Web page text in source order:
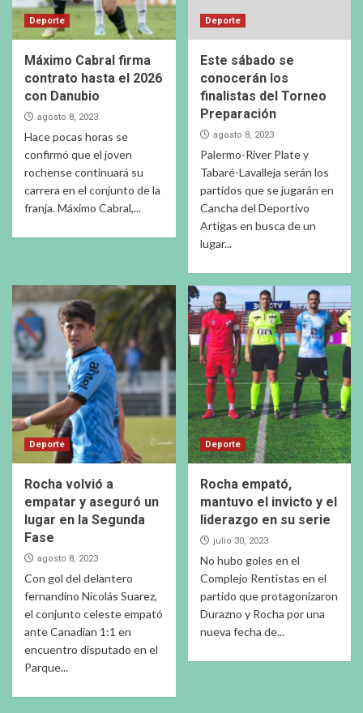
Deporte
Máximo Cabral firma
contrato hasta el 2026
con Danubio
agosto 8, 2023
Hace pocas horas se
confirmó que el joven
rochense continuará su
carrera en el conjunto de la
franja. Máximo Cabral,...
Deporte
Este sábado se
conocerán los
finalistas del Torneo
Preparación
agosto 8, 2023
Palermo-River Plate y
Tabaré-Lavalleja serán los
partidos que se jugarán en
Cancha del Deportivo
Artigas en busca de un
lugar...
Deporte
Rocha volvió a
empatar y aseguró un
lugar en la Segunda
Fase
agosto 8, 2023
Con gol del delantero
fernandino Nicolás Suarez,
el conjunto celeste empató
ante Canadian 1:1 en
encuentro disputado en el
Parque...
Deporte
Rocha empató,
mantuvo el invicto y el
liderazgo en su serie
julio 30, 2023
No hubo goles en el
Complejo Rentistas en el
partido que protagonizaron
Durazno y Rocha por una
nueva fecha de...